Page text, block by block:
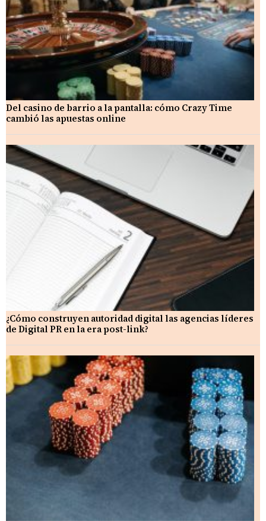
Del casino de barrio a la pantalla: cómo Crazy Time
cambió las apuestas online
¿Cómo construyen autoridad digital las agencias líderes
de Digital PR en la era post-link?